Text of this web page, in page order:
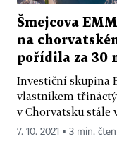
Šmejcova
na
pořídila za 30
Investiční skupina
vlastníkem třináctý
v Chorvatsku stále
7. 10. 2021 ▪ 3 min.